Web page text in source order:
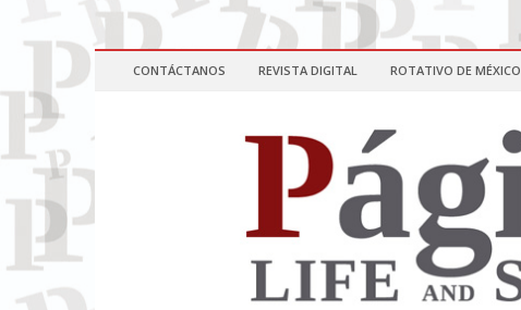
CONTÁCTANOS REVISTA DIGITAL ROTATIVO DE MÉXICO